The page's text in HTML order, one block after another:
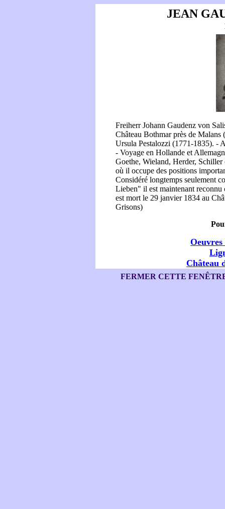
JEAN
Freiherr Johann Gaudenz von
Château Bothmar près de
Ursula Pestalozzi (1771-1835). -
- Voyage en Hollande et
Goethe, Wieland, Herder,
où il occupe des positions
Considéré longtemps seulement
Lieben" il est maintenant
est mort le 29 janvier 1834 au
Grisons)
Oeuvres
Château
FERMER CETTE